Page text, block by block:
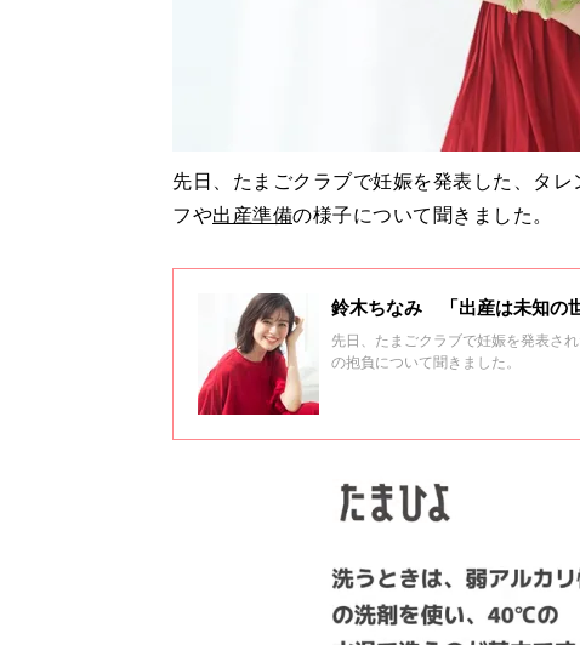
先日、たまごクラブで妊娠を発表した、タ
フや出産準備の様子について聞きました。
鈴木ちなみ 「出産は未知の
先日、たまごクラブで妊娠を発表さ
の抱負について聞きました。